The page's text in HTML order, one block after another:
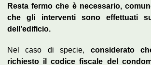
Resta fermo che è necessario,
che gli interventi sono effettuati
dell’edificio.
Nel caso di specie, considerato
richiesto il codice fiscale del